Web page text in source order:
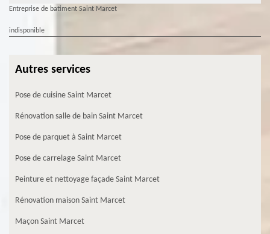
Entreprise de batiment Saint Marcet
indisponible
Autres services
Pose de cuisine Saint Marcet
Rénovation salle de bain Saint Marcet
Pose de parquet à Saint Marcet
Pose de carrelage Saint Marcet
Peinture et nettoyage façade Saint Marcet
Rénovation maison Saint Marcet
Maçon Saint Marcet